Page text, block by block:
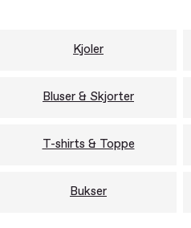
Kjoler
Bluser & Skjorter
T-shirts & Toppe
Bukser